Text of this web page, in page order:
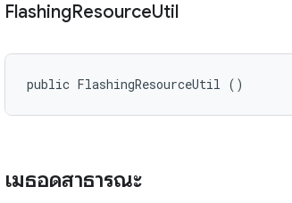
FlashingResourceUtil
public FlashingResourceUtil ()
เมธอดสาธารณะ